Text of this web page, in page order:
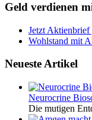
Geld verdienen
Jetzt Aktienbrief
Wohlstand mit
Neueste Artikel
Neurocrine
Die mutigen